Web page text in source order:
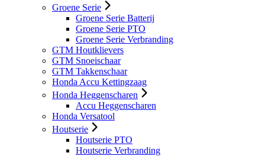
Groene Serie
Groene Serie Batterij
Groene Serie PTO
Groene Serie Verbranding
GTM Houtklievers
GTM Snoeischaar
GTM Takkenschaar
Honda Accu Kettingzaag
Honda Heggenscharen
Accu Heggenscharen
Honda Versatool
Houtserie
Houtserie PTO
Houtserie Verbranding